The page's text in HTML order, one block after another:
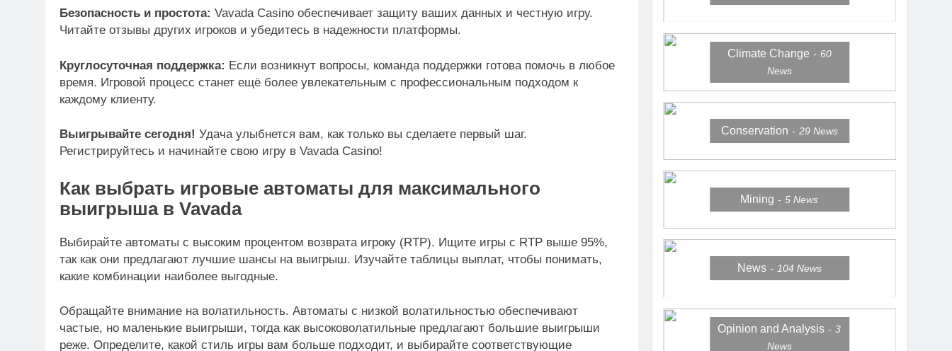
Безопасность и простота: Vavada Casino обеспечивает защиту ваших данных и честную игру.
Читайте отзывы других игроков и убедитесь в надежности платформы.
Круглосуточная поддержка: Если возникнут вопросы, команда поддержки готова помочь в любое
время. Игровой процесс станет ещё более увлекательным с профессиональным подходом к
каждому клиенту.
Выигрывайте сегодня! Удача улыбнется вам, как только вы сделаете первый шаг.
Регистрируйтесь и начинайте свою игру в Vavada Casino!
Как выбрать игровые автоматы для максимального
выигрыша в Vavada
Выбирайте автоматы с высоким процентом возврата игроку (RTP). Ищите игры с RTP выше 95%,
так как они предлагают лучшие шансы на выигрыш. Изучайте таблицы выплат, чтобы понимать,
какие комбинации наиболее выгодные.
Обращайте внимание на волатильность. Автоматы с низкой волатильностью обеспечивают
частые, но маленькие выигрыши, тогда как высоковолатильные предлагают большие выигрыши
реже. Определите, какой стиль игры вам больше подходит, и выбирайте соответствующие
Climate Change
60
News
Conservation 29 News
Mining 5News
News 104 News
Opinion and Analysis
3
News